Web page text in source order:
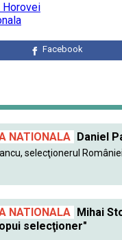
Horovei
Facebook
NATIONALA Daniel
selecţionerul României
NATIONALA Mihai
selecţioner"